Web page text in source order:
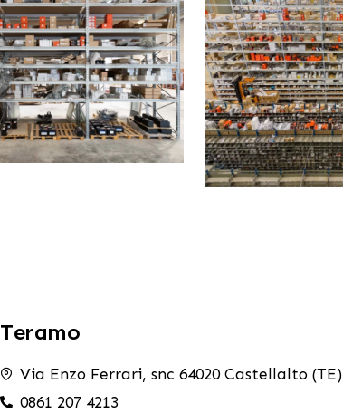
Teramo
Via Enzo Ferrari, snc 64020 Castellalto (TE)
0861 207 4213